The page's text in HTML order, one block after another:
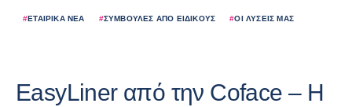
#ΕΤΑΙΡΙΚΆ ΝΈΑ #ΣΥΜΒΟΥΛΈΣ ΑΠΌ ΕΙΔΙΚΟΎΣ #ΟΙ ΛΎΣΕΙΣ ΜΑΣ
EasyLiner από την Coface – Η